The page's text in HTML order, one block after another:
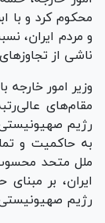
محکوم کرد و با
و مردم ایران،
ناشی از
وزیر امور
مقام‌های
رژیم صهیونیستی
به حاکمیت و
ملل متحد
ایران، بر
رژیم